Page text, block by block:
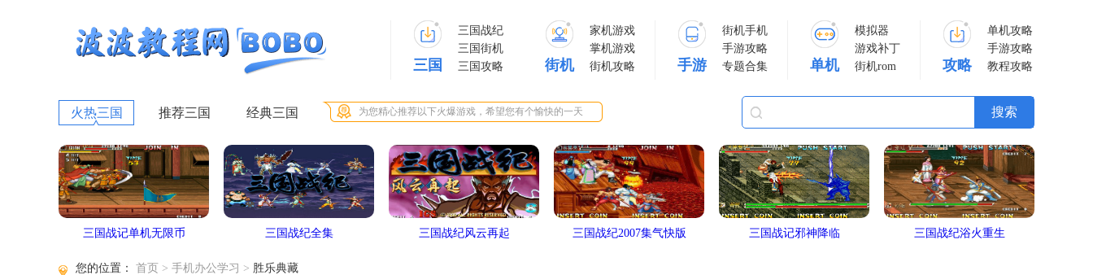
三国
三国战纪
三国街机
三国攻略
街机
家机游戏
掌机游戏
街机攻略
手游
街机手机
手游攻略
专题合集
单机
模拟器
游戏补丁
街机rom
攻略
单机攻略
手游攻略
教程攻略
火热三国 推荐三国 经典三国 为您精心推荐以下火爆游戏，希望您有个愉快的一天
三国战记单机无限币 三国战纪全集 三国战纪风云再起 三国战纪2007集气快版 三国战记邪神降临 三国战纪浴火重生
您的位置： 首页 > 手机办公学习 > 胜乐典藏